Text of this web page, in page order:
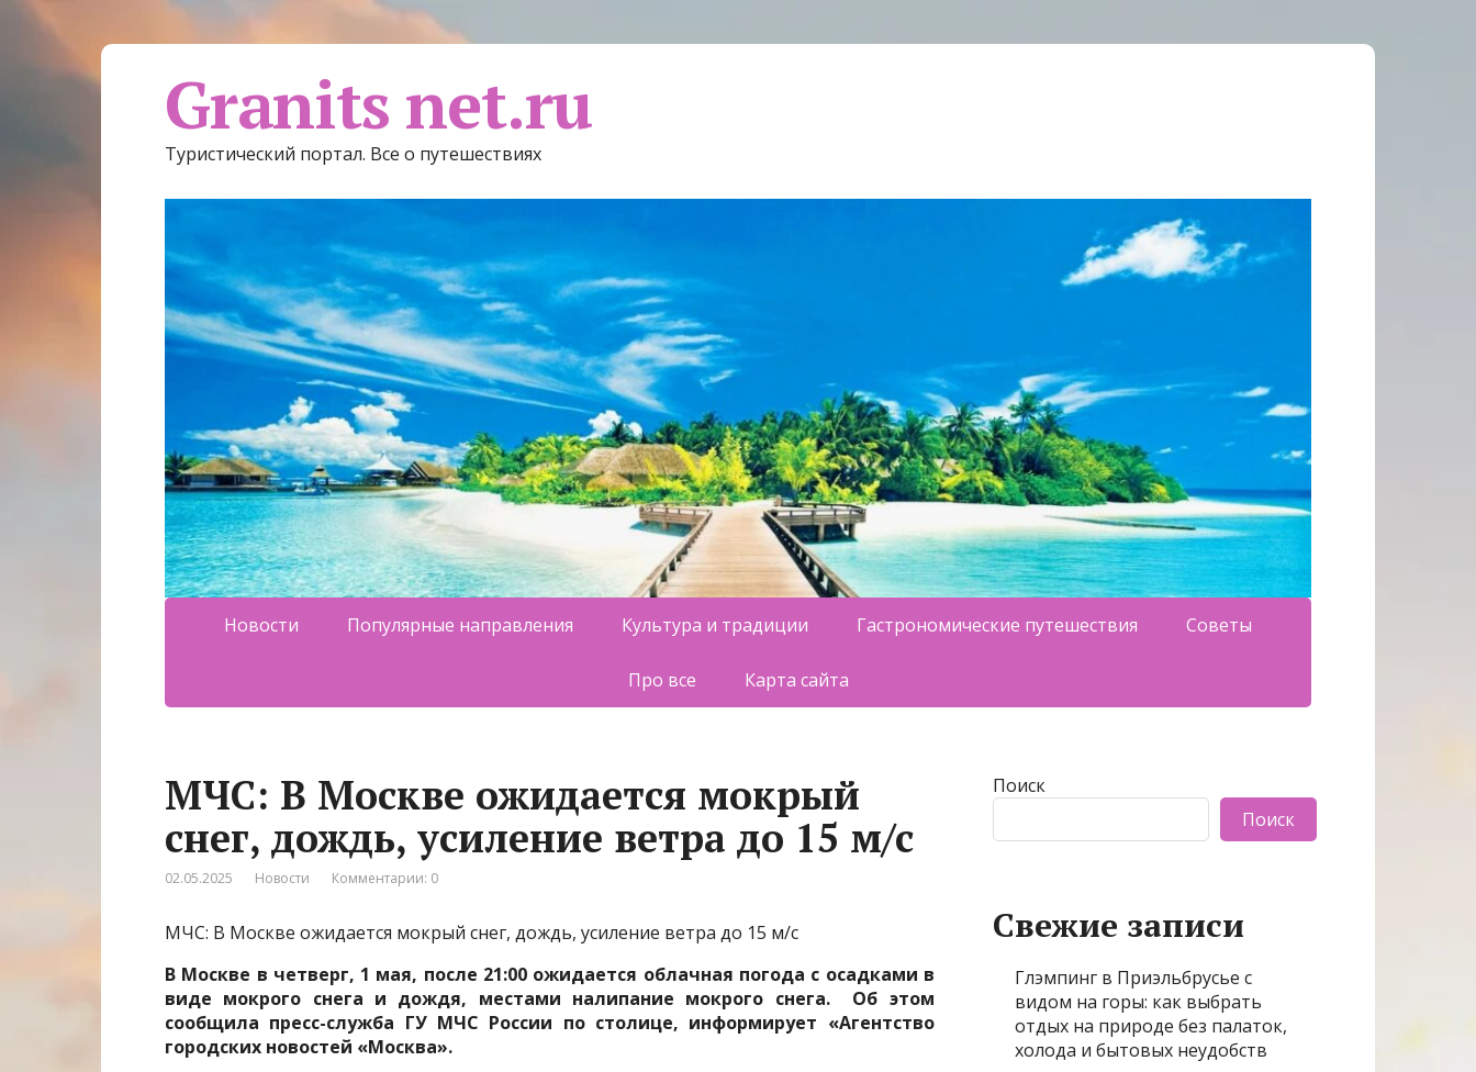
Granits net.ru
Туристический портал. Все о путешествиях
Новости Популярные направления Культура и традиции Гастрономические путешествия Советы
Про все Карта сайта
МЧС: В Москве ожидается мокрый
снег, дождь, усиление ветра до 15 м/с
02.05.2025 Новости Комментарии: 0
МЧС: В Москве ожидается мокрый снег, дождь, усиление ветра до 15 м/с
В Москве в четверг, 1 мая, после 21:00 ожидается облачная погода с осадками в
виде мокрого снега и дождя, местами налипание мокрого снега. Об этом
сообщила пресс-служба ГУ МЧС России по столице, информирует «Агентство
городских новостей «Москва».
Поиск
Поиск
Свежие записи
Глэмпинг в Приэльбрусье с
видом на горы: как выбрать
отдых на природе без палаток,
холода и бытовых неудобств